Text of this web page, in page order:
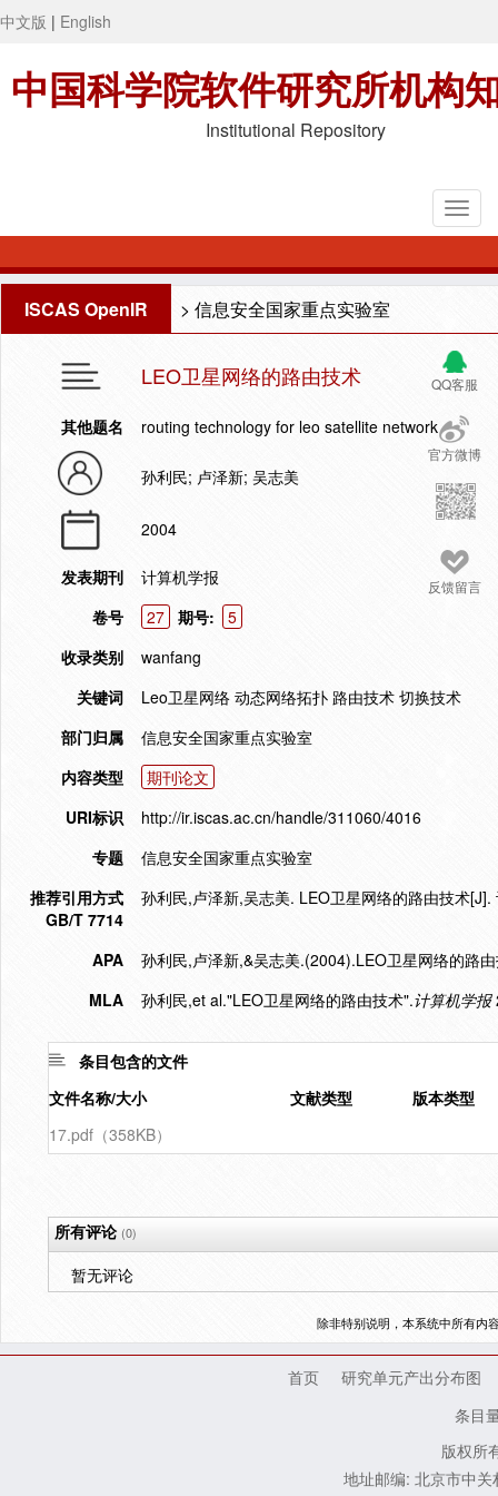
中文版 | English
中国科学院软件研究所机构
Institutional Repository
ISCAS OpenIR > 信息安全国家重点实验室
QQ客服
官方微博
反馈留言
LEO卫星网络的路由技术
其他题名 routing technology for leo satellite network
孙利民; 卢泽新; 吴志美
2004
发表期刊
计算机学报
卷号
27 期号:
5
收录类别
wanfang
关键词
Leo卫星网络 动态网络拓扑 路由技术 切换技术
部门归属
信息安全国家重点实验室
内容类型
期刊论文
URI标识
http://ir.iscas.ac.cn/handle/311060/4016
专题
信息安全国家重点实验室
推荐引用方式
GB/T 7714
孙利民,卢泽新,吴志美. LEO卫星网络的路由技术
APA
孙利民,卢泽新,&吴志美.(2004).LEO卫星网络的路
MLA
孙利民,et al."LEO卫星网络的路由技术".计算机学报
条目包含的文件
文件名称/大小
文献类型
版本类型
17.pdf（358KB）
所有评论(0)
暂无评论
除非特别说明，本系统中所有内
首页
研究单元产出分布图
条目
版权所
地址邮编: 北京市中